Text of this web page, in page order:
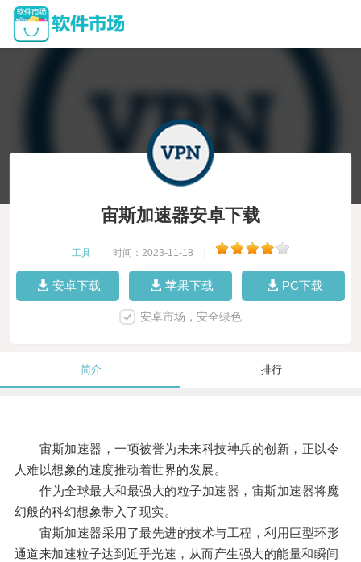
宙斯加速器安卓下载
工具 时间：2023-11-18
安卓下载 苹果下载 PC下载
安卓市场，安全绿色
简介 排行
宙斯加速器，一项被誉为未来科技神兵的创新，正以令
人难以想象的速度推动着世界的发展。
作为全球最大和最强大的粒子加速器，宙斯加速器将魔
幻般的科幻想象带入了现实。
宙斯加速器采用了最先进的技术与工程，利用巨型环形
通道来加速粒子达到近乎光速，从而产生强大的能量和瞬间